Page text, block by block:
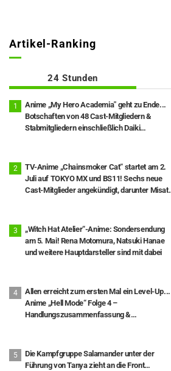
Artikel-Ranking
24 Stunden
Anime „My Hero Academia" geht zu Ende...
Botschaften von 48 Cast-Mitgliedern &
Stabmitgliedern einschließlich Daiki
TV-Anime „Chainsmoker Cat“ startet am 2.
Juli auf TOKYO MX und BS11! Sechs neue
Cast-Mitglieder angekündigt, darunter
„Witch Hat Atelier“-Anime: Sondersendung
am 5. Mai! Rena Motomura, Natsuki Hanae
und weitere Hauptdarsteller sind mit dabei
Allen erreicht zum ersten Mal ein Level-Up...
Anime „Hell Mode“ Folge 4 –
Handlungszusammenfassung &
Die Kampfgruppe Salamander unter der
Führung von Tanya zieht an die Front…